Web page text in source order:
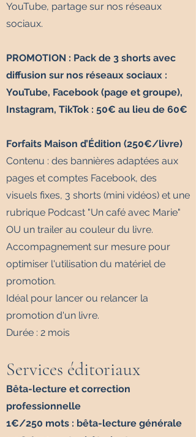
YouTube, partage sur nos réseaux
sociaux.
PROMOTION : Pack de 3 shorts avec
diffusion sur nos réseaux sociaux :
YouTube, Facebook (page et groupe),
Instagram, TikTok : 50€ au lieu de 60€
Forfaits Maison d’Édition (250€/livre)
Contenu : des bannières adaptées aux
pages et comptes Facebook, des
visuels fixes, 3 shorts (mini vidéos) et une
rubrique Podcast "Un café avec Marie"
OU un trailer au couleur du livre.
Accompagnement sur mesure pour
optimiser l'utilisation du matériel de
promotion.
Idéal pour lancer ou relancer la
promotion d'un livre.
Durée : 2 mois
Services éditoriaux
Bêta-lecture et correction
professionnelle
1€/250 mots : bêta-lecture générale